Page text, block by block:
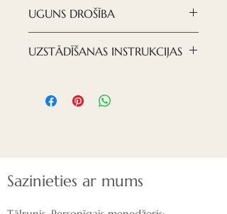
UGUNS DROŠĪBA
d0
UZSTĀDĪŠANAS INSTRUKCIJAS
- Plātnes tiek montētas uz
Sazinieties ar mums